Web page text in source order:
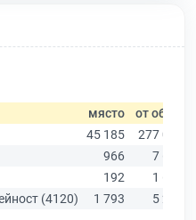
място от общо
45 185
277 019
966
7 664
192
1 604
(4120)
1 793 5 291